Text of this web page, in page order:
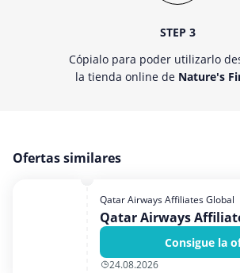
STEP 3
Cópialo para poder utilizarlo
la tienda online de Nature's
Ofertas similares
Qatar Airways Affiliates Global
Qatar Airways
Consigue la
24.08.2026